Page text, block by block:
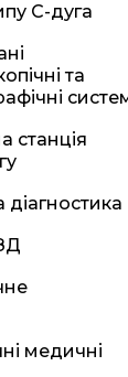
С-дуга
та
станція
діагностика
медичні